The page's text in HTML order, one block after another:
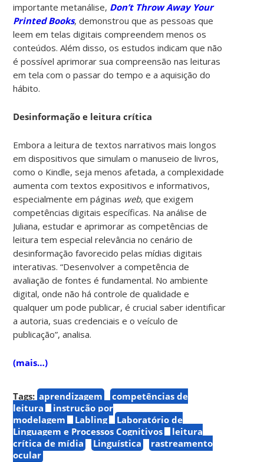
importante metanálise, Don’t Throw Away Your
Printed Books, demonstrou que as pessoas que
leem em telas digitais compreendem menos os
conteúdos. Além disso, os estudos indicam que não
é possível aprimorar sua compreensão nas leituras
em tela com o passar do tempo e a aquisição do
hábito.
Desinformação e leitura crítica
Embora a leitura de textos narrativos mais longos
em dispositivos que simulam o manuseio de livros,
como o Kindle, seja menos afetada, a complexidade
aumenta com textos expositivos e informativos,
especialmente em páginas web, que exigem
competências digitais específicas. Na análise de
Juliana, estudar e aprimorar as competências de
leitura tem especial relevância no cenário de
desinformação favorecido pelas mídias digitais
interativas. “Desenvolver a competência de
avaliação de fontes é fundamental. No ambiente
digital, onde não há controle de qualidade e
qualquer um pode publicar, é crucial saber identificar
a autoria, suas credenciais e o veículo de
publicação”, analisa.
(mais…)
Tags: aprendizagem
competências de
leitura
instrução por
modelagem
Labling
Laboratório de
Linguagem e Processos Cognitivos
leitura
crítica de mídia
Linguística
rastreamento
ocular